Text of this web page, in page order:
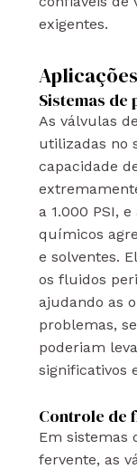
exigentes.
Sistemas de
As válvulas
utilizadas no
capacidade
a 1.000 PSI,
químicos
e solventes.
os fluidos
ajudando as
problemas,
poderiam
significativos
Controle de
Em sistemas
fervente, as